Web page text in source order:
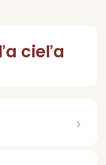
cieľa